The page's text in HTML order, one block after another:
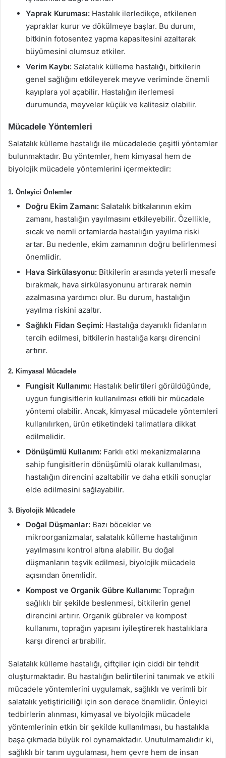
Yaprak Kuruması: Hastalık ilerledikçe, etkilenen
yapraklar kurur ve dökülmeye başlar. Bu durum,
bitkinin fotosentez yapma kapasitesini azaltarak
büyümesini olumsuz etkiler.
Verim Kaybı: Salatalık külleme hastalığı, bitkilerin
genel sağlığını etkileyerek meyve veriminde önemli
kayıplara yol açabilir. Hastalığın ilerlemesi
durumunda, meyveler küçük ve kalitesiz olabilir.
Mücadele Yöntemleri
Salatalık külleme hastalığı ile mücadelede çeşitli yöntemler
bulunmaktadır. Bu yöntemler, hem kimyasal hem de
biyolojik mücadele yöntemlerini içermektedir:
1. Önleyici Önlemler
Doğru Ekim Zamanı: Salatalık bitkalarının ekim
zamanı, hastalığın yayılmasını etkileyebilir. Özellikle,
sıcak ve nemli ortamlarda hastalığın yayılma riski
artar. Bu nedenle, ekim zamanının doğru belirlenmesi
önemlidir.
Hava Sirkülasyonu: Bitkilerin arasında yeterli mesafe
bırakmak, hava sirkülasyonunu artırarak nemin
azalmasına yardımcı olur. Bu durum, hastalığın
yayılma riskini azaltır.
Sağlıklı Fidan Seçimi: Hastalığa dayanıklı fidanların
tercih edilmesi, bitkilerin hastalığa karşı direncini
artırır.
2. Kimyasal Mücadele
Fungisit Kullanımı: Hastalık belirtileri görüldüğünde,
uygun fungisitlerin kullanılması etkili bir mücadele
yöntemi olabilir. Ancak, kimyasal mücadele yöntemleri
kullanılırken, ürün etiketindeki talimatlara dikkat
edilmelidir.
Dönüşümlü Kullanım: Farklı etki mekanizmalarına
sahip fungisitlerin dönüşümlü olarak kullanılması,
hastalığın direncini azaltabilir ve daha etkili sonuçlar
elde edilmesini sağlayabilir.
3. Biyolojik Mücadele
Doğal Düşmanlar: Bazı böcekler ve
mikroorganizmalar, salatalık külleme hastalığının
yayılmasını kontrol altına alabilir. Bu doğal
düşmanların teşvik edilmesi, biyolojik mücadele
açısından önemlidir.
Kompost ve Organik Gübre Kullanımı: Toprağın
sağlıklı bir şekilde beslenmesi, bitkilerin genel
direncini artırır. Organik gübreler ve kompost
kullanımı, toprağın yapısını iyileştirerek hastalıklara
karşı direnci artırabilir.
Salatalık külleme hastalığı, çiftçiler için ciddi bir tehdit
oluşturmaktadır. Bu hastalığın belirtilerini tanımak ve etkili
mücadele yöntemlerini uygulamak, sağlıklı ve verimli bir
salatalık yetiştiriciliği için son derece önemlidir. Önleyici
tedbirlerin alınması, kimyasal ve biyolojik mücadele
yöntemlerinin etkin bir şekilde kullanılması, bu hastalıkla
başa çıkmada büyük rol oynamaktadır. Unutulmamalıdır ki,
sağlıklı bir tarım uygulaması, hem çevre hem de insan